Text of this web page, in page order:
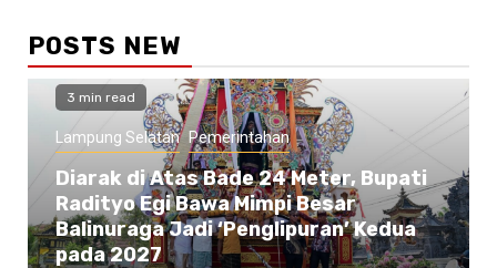
POSTS NEW
3 min read
Lampung Selatan Pemerintahan
Diarak di Atas Bade 24 Meter, Bupati
Radityo Egi Bawa Mimpi Besar
Balinuraga Jadi ‘Penglipuran’ Kedua
pada 2027